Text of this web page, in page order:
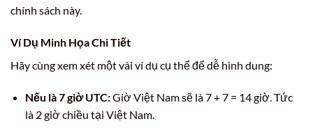
chính sách này.
Ví Dụ Minh Họa Chi Tiết
Hãy cùng xem xét một vài ví dụ cụ thể để dễ hình dung:
Nếu là 7 giờ UTC:Giờ Việt Nam sẽ là 7 + 7 = 14 giờ. Tức
là 2 giờ chiều tại Việt Nam.